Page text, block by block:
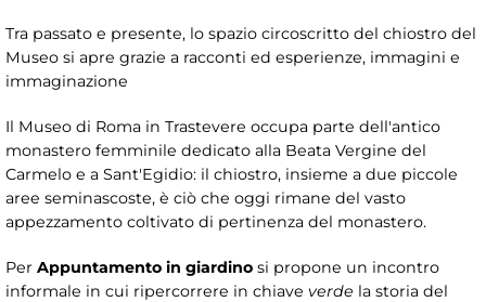
Tra passato e presente, lo spazio circoscritto del chiostro del
Museo si apre grazie a racconti ed esperienze, immagini e
immaginazione
Il Museo di Roma in Trastevere occupa parte dell'antico
monastero femminile dedicato alla Beata Vergine del
Carmelo e a Sant'Egidio: il chiostro, insieme a due piccole
aree seminascoste, è ciò che oggi rimane del vasto
appezzamento coltivato di pertinenza del monastero.
Per Appuntamento in giardino si propone un incontro
informale in cui ripercorrere in chiave verde la storia del